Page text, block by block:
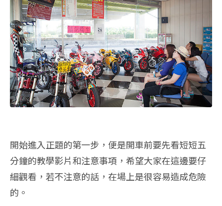
開始進入正題的第一步，便是開車前要先看短短五
分鐘的教學影片和注意事項，希望大家在這邊要仔
細觀看，若不注意的話，在場上是很容易造成危險
的。